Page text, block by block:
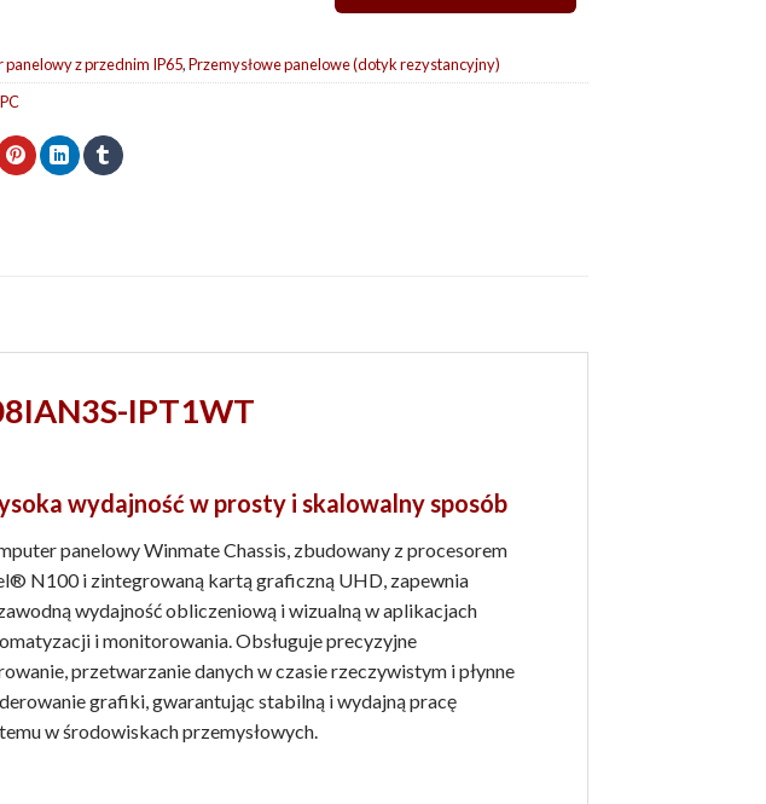
panelowy z przednim IP65,Przemysłowe panelowe (dotyk rezystancyjny)
IPT1WT
wydajność w prosty i skalowalny sposób
panelowy Winmate Chassis, zbudowany z procesorem
N100 i zintegrowaną kartą graficzną UHD, zapewnia
wydajność obliczeniową i wizualną w aplikacjach
i monitorowania. Obsługuje precyzyjne
przetwarzanie danych w czasie rzeczywistym i płynne
grafiki, gwarantując stabilną i wydajną pracę
w środowiskach przemysłowych.